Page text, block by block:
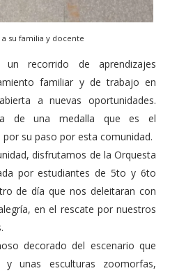
a su familia y docente
un recorrido de aprendizajes
familiar y de trabajo en
a nuevas oportunidades.
de una medalla que es el
su paso por esta comunidad.
disfrutamos de la Orquesta
por estudiantes de 5to y 6to
de día que nos deleitaran con
en el rescate por nuestros
decorado del escenario que
unas esculturas zoomorfas,